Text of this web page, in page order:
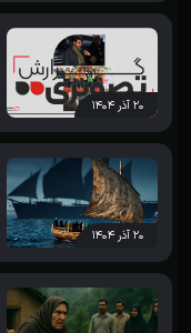
۲۰ آذر ۱۴۰۴
۲۰ آذر ۱۴۰۴